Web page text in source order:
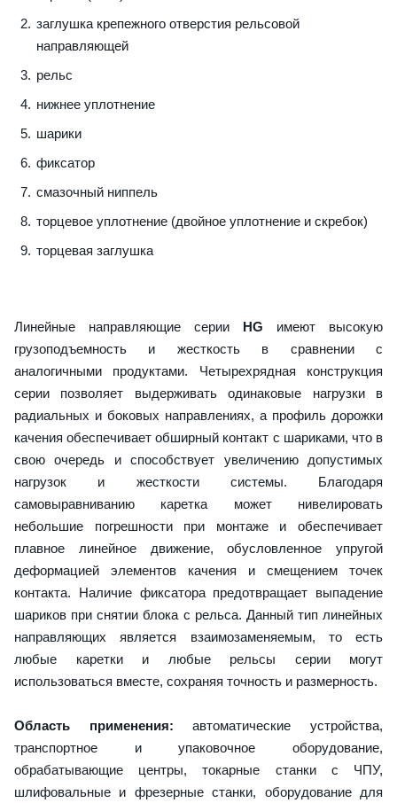
заглушка крепежного отверстия рельсовой
направляющей
рельс
нижнее уплотнение
шарики
фиксатор
смазочный ниппель
торцевое уплотнение (двойное уплотнение и скребок)
торцевая заглушка
Линейные направляющие серии HG имеют высокую
грузоподъемность и жесткость в сравнении с
аналогичными продуктами. Четырехрядная конструкция
серии позволяет выдерживать одинаковые нагрузки в
радиальных и боковых направлениях, а профиль дорожки
качения обеспечивает обширный контакт с шариками, что в
свою очередь и способствует увеличению допустимых
нагрузок и жесткости системы. Благодаря
самовыравниванию каретка может нивелировать
небольшие погрешности при монтаже и обеспечивает
плавное линейное движение, обусловленное упругой
деформацией элементов качения и смещением точек
контакта. Наличие фиксатора предотвращает выпадение
шариков при снятии блока с рельса. Данный тип линейных
направляющих является взаимозаменяемым, то есть
любые каретки и любые рельсы серии могут
использоваться вместе, сохраняя точность и размерность.
Область применения: автоматические устройства,
транспортное и упаковочное оборудование,
обрабатывающие центры, токарные станки с ЧПУ,
шлифовальные и фрезерные станки, оборудование для